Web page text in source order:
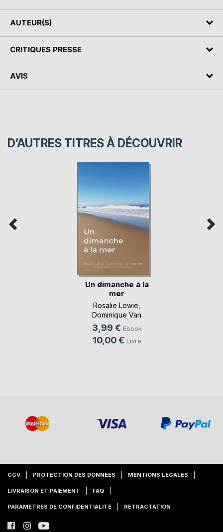
AUTEUR(S)
CRITIQUES PRESSE
AVIS
D’AUTRES TITRES À DÉCOUVRIR
Un dimanche à la
mer
Rosalie Lowie
Dominique Van
Cotthem
3,99 € Ebook
10,00 € Livre
CGV PROTECTION DES DONNÉES MENTIONS LÉGALES
LIVRAISON ET PAIEMENT FAQ
PARAMÈTRES DE CONFIDENTIALITÉ RETRACTATION